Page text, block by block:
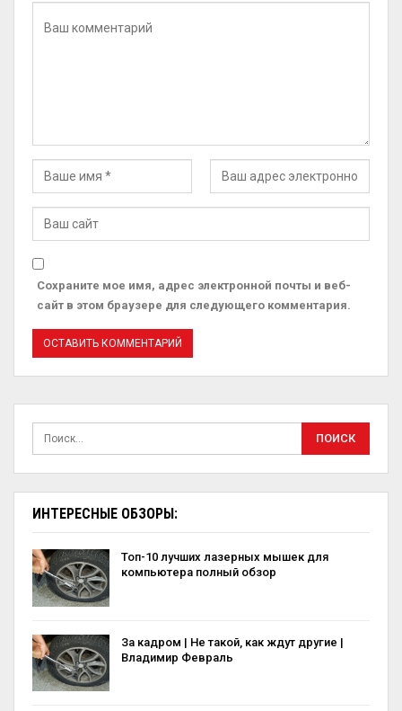
Сохраните мое имя, адрес электронной почты и веб-
сайт в этом браузере для следующего комментария.
ИНТЕРЕСНЫЕ ОБЗОРЫ:
Топ-10 лучших лазерных мышек для
компьютера полный обзор
За кадром | Не такой, как ждут другие |
Владимир Февраль